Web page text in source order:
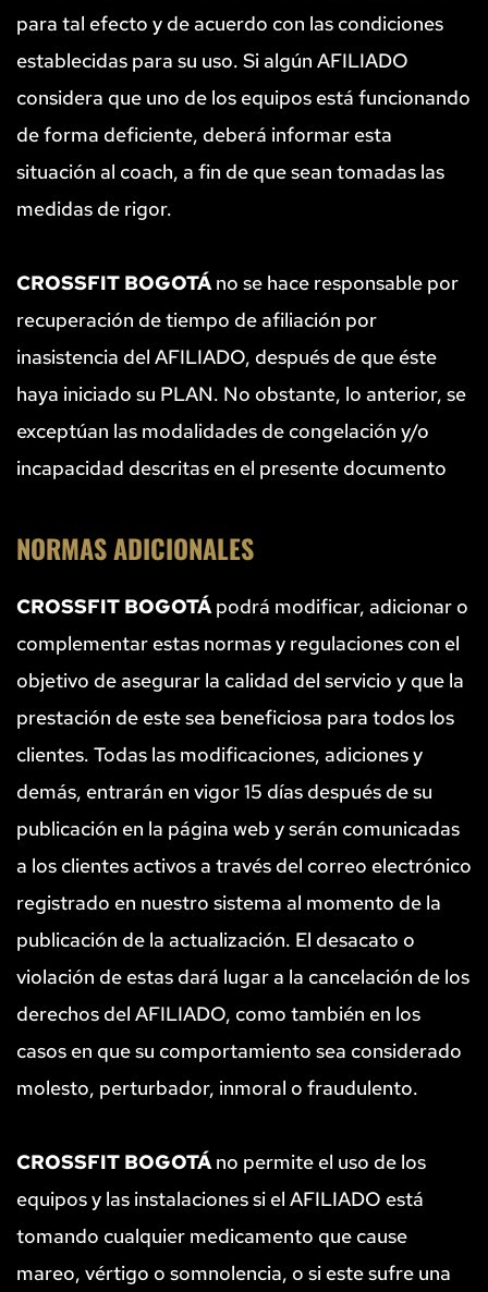
para tal efecto y de acuerdo con las condiciones
establecidas para su uso. Si algún AFILIADO
considera que uno de los equipos está funcionando
de forma deficiente, deberá informar esta
situación al coach, a fin de que sean tomadas las
medidas de rigor.
CROSSFIT BOGOTÁ no se hace responsable por
recuperación de tiempo de afiliación por
inasistencia del AFILIADO, después de que éste
haya iniciado su PLAN. No obstante, lo anterior, se
exceptúan las modalidades de congelación y/o
incapacidad descritas en el presente documento
NORMAS ADICIONALES
CROSSFIT BOGOTÁ podrá modificar, adicionar o
complementar estas normas y regulaciones con el
objetivo de asegurar la calidad del servicio y que la
prestación de este sea beneficiosa para todos los
clientes. Todas las modificaciones, adiciones y
demás, entrarán en vigor 15 días después de su
publicación en la página web y serán comunicadas
a los clientes activos a través del correo electrónico
registrado en nuestro sistema al momento de la
publicación de la actualización. El desacato o
violación de estas dará lugar a la cancelación de los
derechos del AFILIADO, como también en los
casos en que su comportamiento sea considerado
molesto, perturbador, inmoral o fraudulento.
CROSSFIT BOGOTÁ no permite el uso de los
equipos y las instalaciones si el AFILIADO está
tomando cualquier medicamento que cause
mareo, vértigo o somnolencia, o si este sufre una